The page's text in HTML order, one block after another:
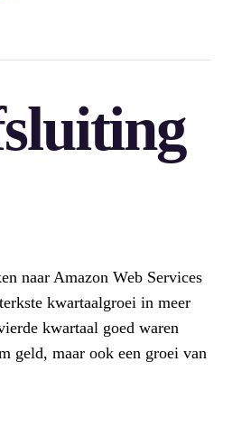
naar Amazon Web Services
kwartaalgroei in meer
kwartaal goed waren
geld, maar ook een groei van